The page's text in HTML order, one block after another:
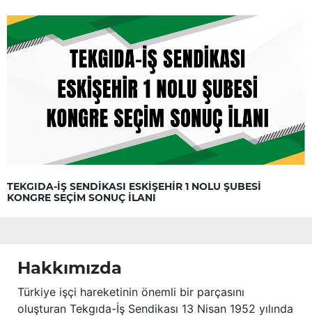
TEKGIDA-İŞ SENDİKASI ESKİŞEHİR 1 NOLU ŞUBESİ
KONGRE SEÇİM SONUÇ İLANI
Hakkımızda
Türkiye işçi hareketinin önemli bir parçasını
oluşturan Tekgıda-İş Sendikası 13 Nisan 1952 yılında